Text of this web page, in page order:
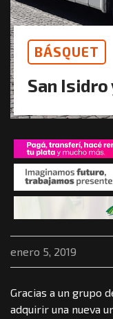
BÁSQUET
San
enero 5, 2019
Gracias a un grupo
adquirir una nueva